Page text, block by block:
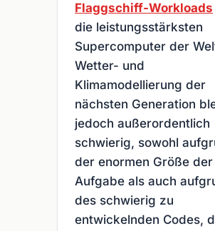
Flaggschiff-Workloads
die leistungsstärksten
Supercomputer der
Wetter- und
Klimamodellierung der
nächsten Generation
jedoch außerordentlich
schwierig, sowohl
der enormen Größe der
Aufgabe als auch
des schwierig zu
entwickelnden Codes,